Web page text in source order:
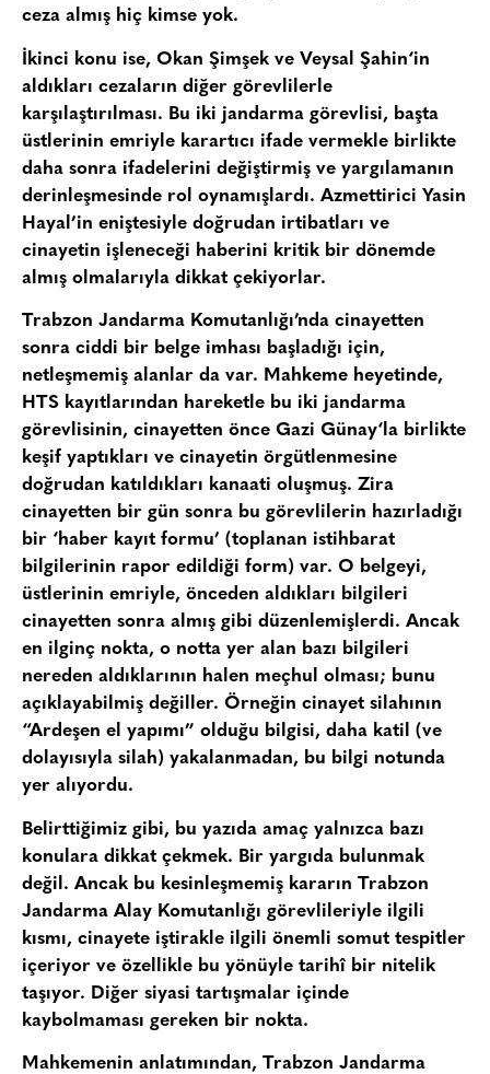
ceza almış hiç kimse yok.
İkinci konu ise, Okan Şimşek ve Veysal Şahin‘in
aldıkları cezaların diğer görevlilerle
karşılaştırılması. Bu iki jandarma görevlisi, başta
üstlerinin emriyle karartıcı ifade vermekle birlikte
daha sonra ifadelerini değiştirmiş ve yargılamanın
derinleşmesinde rol oynamışlardı. Azmettirici Yasin
Hayal’in eniştesiyle doğrudan irtibatları ve
cinayetin işleneceği haberini kritik bir dönemde
almış olmalarıyla dikkat çekiyorlar.
Trabzon Jandarma Komutanlığı’nda cinayetten
sonra ciddi bir belge imhası başladığı için,
netleşmemiş alanlar da var. Mahkeme heyetinde,
HTS kayıtlarından hareketle bu iki jandarma
görevlisinin, cinayetten önce Gazi Günay‘la birlikte
keşif yaptıkları ve cinayetin örgütlenmesine
doğrudan katıldıkları kanaati oluşmuş. Zira
cinayetten bir gün sonra bu görevlilerin hazırladığı
bir ‘haber kayıt formu’ (toplanan istihbarat
bilgilerinin rapor edildiği form) var. O belgeyi,
üstlerinin emriyle, önceden aldıkları bilgileri
cinayetten sonra almış gibi düzenlemişlerdi. Ancak
en ilginç nokta, o notta yer alan bazı bilgileri
nereden aldıklarının halen meçhul olması; bunu
açıklayabilmiş değiller. Örneğin cinayet silahının
“Ardeşen el yapımı” olduğu bilgisi, daha katil (ve
dolayısıyla silah) yakalanmadan, bu bilgi notunda
yer alıyordu.
Belirttiğimiz gibi, bu yazıda amaç yalnızca bazı
konulara dikkat çekmek. Bir yargıda bulunmak
değil. Ancak bu kesinleşmemiş kararın Trabzon
Jandarma Alay Komutanlığı görevlileriyle ilgili
kısmı, cinayete iştirakle ilgili önemli somut tespitler
içeriyor ve özellikle bu yönüyle tarihî bir nitelik
taşıyor. Diğer siyasi tartışmalar içinde
kaybolmaması gereken bir nokta.
Mahkemenin anlatımından, Trabzon Jandarma